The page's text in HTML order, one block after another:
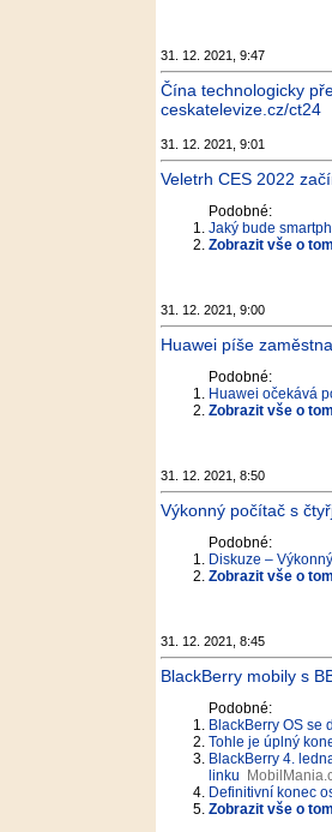
31. 12. 2021, 9:47
Čína technologicky
ceskatelevize.cz/ct24
31. 12. 2021, 9:01
Veletrh CES 2022
Podobné:
Jaký bude
Zobrazit vše o
31. 12. 2021, 9:00
Huawei píše
Podobné:
Huawei očekává
Zobrazit vše o
31. 12. 2021, 8:50
Výkonný počítač s
Podobné:
Diskuze –
Zobrazit vše o
31. 12. 2021, 8:45
BlackBerry mobily s
Podobné:
BlackBerry OS se
Tohle je úplný
BlackBerry 4.
linku
Definitivní konec
Zobrazit vše o